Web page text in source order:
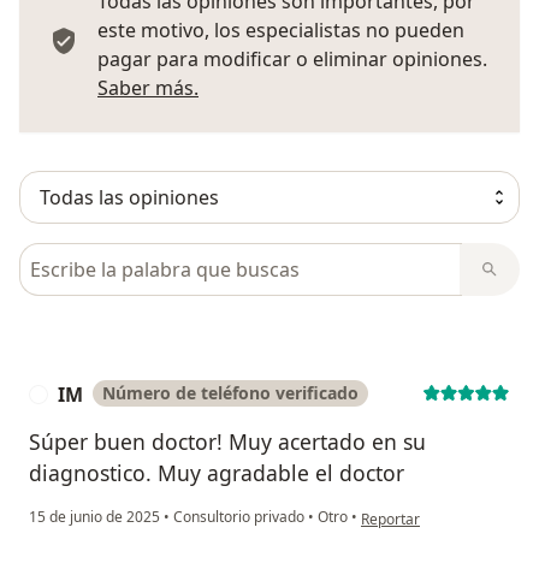
este motivo, los especialistas no pueden
pagar para modificar o eliminar opiniones.
Saber más.
Busca en opiniones
IM Número de teléfono verificado
Súper buen doctor! Muy acertado en su
diagnostico. Muy agradable el doctor
15 de junio de 2025 • Consultorio privado • Otro • en opinión del usuario IM
Reportar